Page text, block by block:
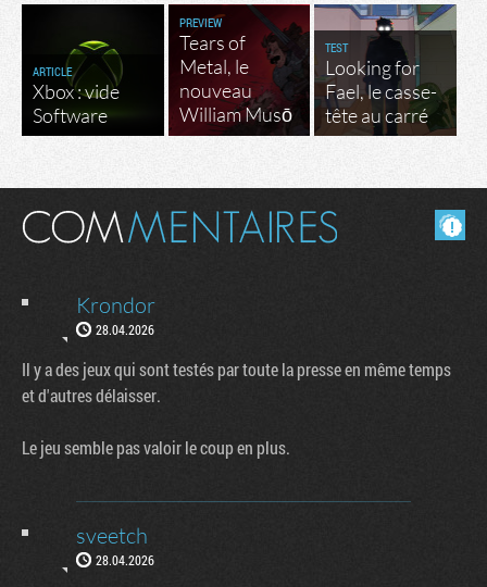
ARTICLE
Xbox : vide
Software
PREVIEW
Tears of
Metal, le
nouveau
William Musō
TEST
Looking for
Fael, le casse-
tête au carré
Masquer les commentaires lus.
Krondor
28.04.2026
Il y a des jeux qui sont testés par toute la presse en même temps
et d'autres délaisser.
Le jeu semble pas valoir le coup en plus.
sveetch
28.04.2026